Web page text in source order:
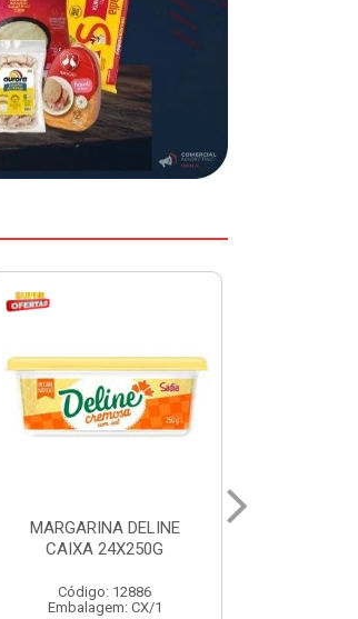
MARGARINA DELINE
CAIXA 12X500G
Código: 12887
Embalagem: CX/1